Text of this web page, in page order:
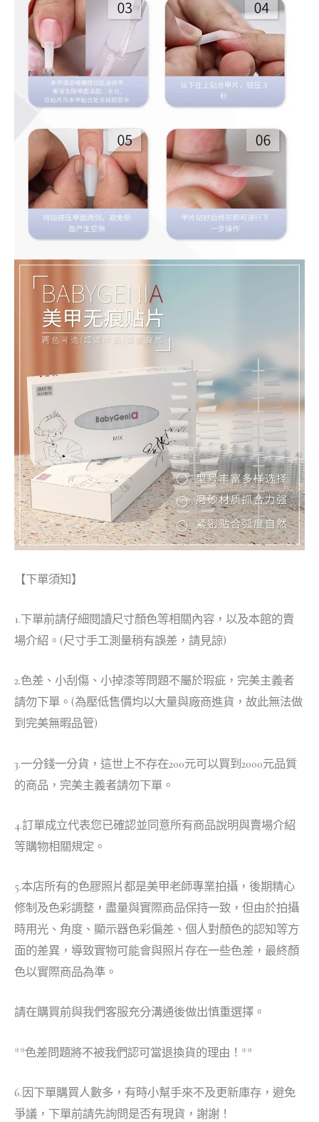
【下單須知】
1.下單前請仔細閱讀尺寸顏色等相關內容，以及本館的賣
場介紹。(尺寸手工測量稍有誤差，請見諒)
2.色差、小刮傷、小掉漆等問題不屬於瑕疵，完美主義者
請勿下單。(為壓低售價均以大量與廠商進貨，故此無法做
到完美無暇品管)
3.一分錢一分貨，這世上不存在200元可以買到2000元品質
的商品，完美主義者請勿下單。
4.訂單成立代表您已確認並同意所有商品說明與賣場介紹
等購物相關規定。
5.本店所有的色膠照片都是美甲老師專業拍攝，後期精心
修制及色彩調整，盡量與實際商品保持一致，但由於拍攝
時用光、角度、顯示器色彩偏差、個人對顏色的認知等方
面的差異，導致實物可能會與照片存在一些色差，最終顏
色以實際商品為準。
請在購買前與我們客服充分溝通後做出慎重選擇。
**色差問題將不被我們認可當退換貨的理由！**
6.因下單購買人數多，有時小幫手來不及更新庫存，避免
爭議，下單前請先詢問是否有現貨，謝謝！